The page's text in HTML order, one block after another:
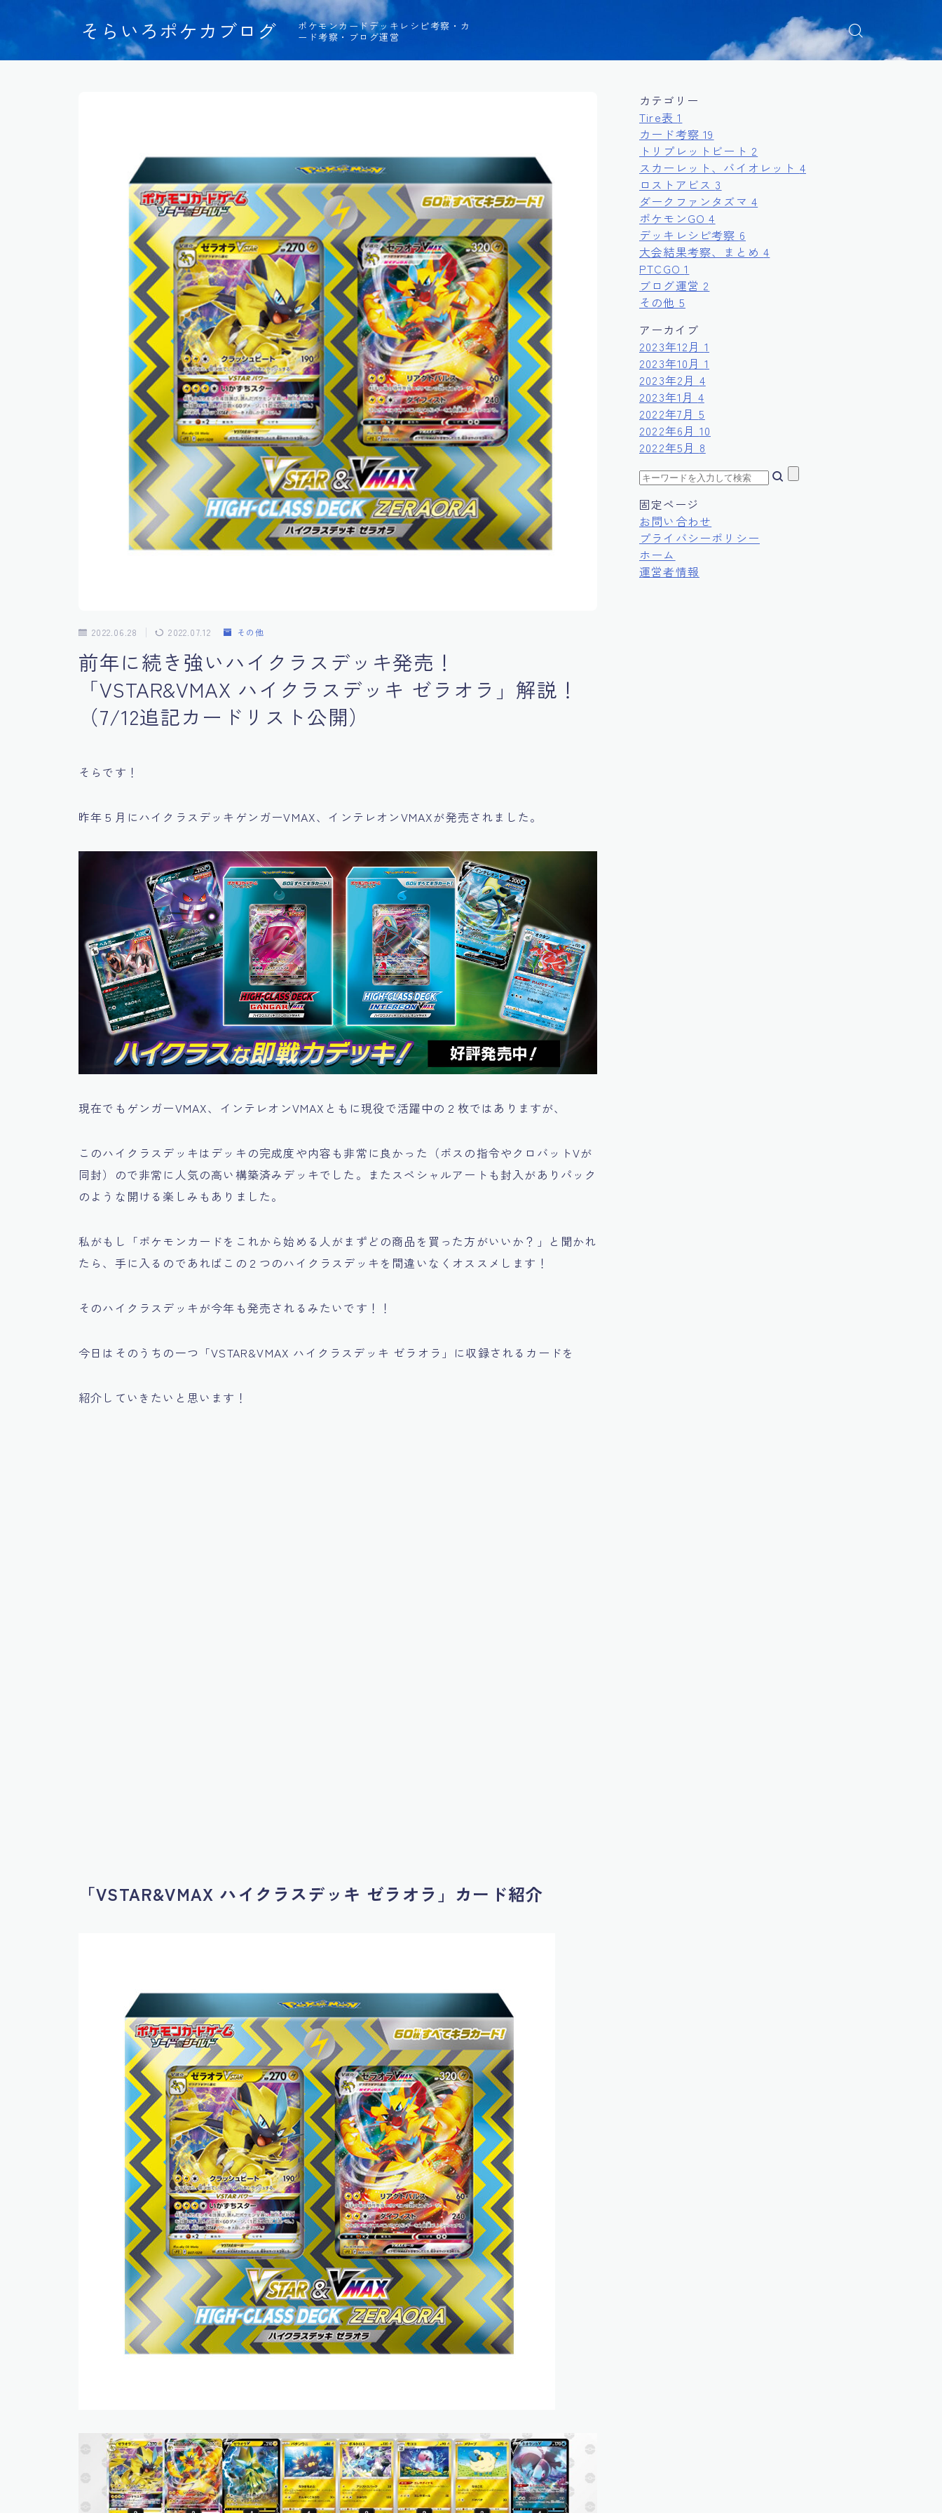
そらいろポケカブログ
ポケモンカードデッキレシピ考察・カ
ード考察・ブログ運営
2022.06.28 2022.07.12 その他
前年に続き強いハイクラスデッキ発売！
「VSTAR&VMAX ハイクラスデッキ ゼラオラ」解説！
（7/12追記カードリスト公開）
そらです！
昨年５月にハイクラスデッキゲンガーVMAX、インテレオンVMAXが発売されました。
現在でもゲンガーVMAX、インテレオンVMAXともに現役で活躍中の２枚ではありますが、
このハイクラスデッキはデッキの完成度や内容も非常に良かった（ボスの指令やクロバットVが
同封）ので非常に人気の高い構築済みデッキでした。またスペシャルアートも封入がありパック
のような開ける楽しみもありました。
私がもし「ポケモンカードをこれから始める人がまずどの商品を買った方がいいか？」と聞かれ
たら、手に入るのであればこの２つのハイクラスデッキを間違いなくオススメします！
そのハイクラスデッキが今年も発売されるみたいです！！
今日はそのうちの一つ 「VSTAR&VMAX ハイクラスデッキ ゼラオラ」 に収録されるカードを
紹介していきたいと思います！
「VSTAR&VMAX ハイクラスデッキ ゼラオラ」カード紹介
カテゴリー
Tire表1
カード考察19
トリプレットビート 2
スカーレット、バイオレット 4
ロストアビス 3
ダークファンタズマ 4
ポケモンGO4
デッキレシピ考察 6
大会結果考察、まとめ4
PTCGO1
ブログ運営 2
その他 5
アーカイブ
2023年12月 1
2023年10月 1
2023年2月 4
2023年1月 4
2022年7月 5
2022年6月 10
2022年5月 8
固定ページ
お問い合わせ
プライバシーポリシー
ホーム
運営者情報